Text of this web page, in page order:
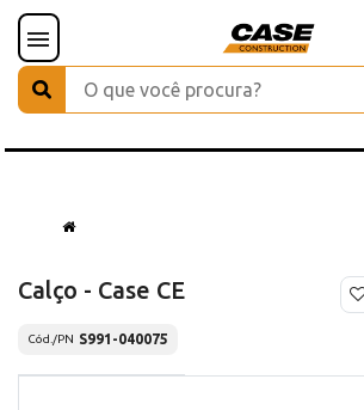
Calço - Case CE
Cód./PN S991-040075